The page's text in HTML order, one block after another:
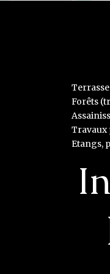
Forêts
Travaux
Etangs,